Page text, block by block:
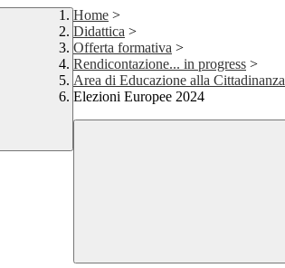
Home >
Didattica >
Offerta formativa >
Rendicontazione... in progress >
Area di Educazione alla Cittadinanza
Elezioni Europee 2024